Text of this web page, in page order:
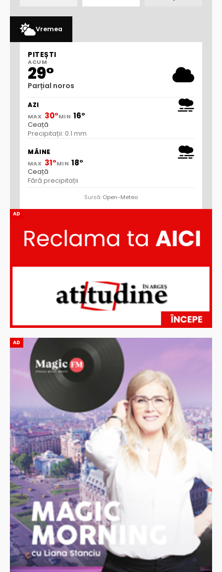
AD
AD
Vremea
PITEȘTI
ACUM
29°
Parțial noros
AZI
MAX 30°MIN 16°
Ceață
Precipitații: 0.1 mm
MÂINE
MAX 31°MIN 18°
Ceață
Fără precipitații
Sursă: Open-Meteo